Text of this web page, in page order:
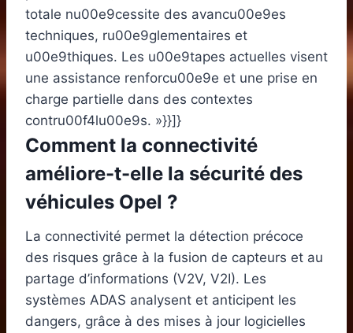
totale nu00e9cessite des avancu00e9es
techniques, ru00e9glementaires et
u00e9thiques. Les u00e9tapes actuelles visent
une assistance renforcu00e9e et une prise en
charge partielle dans des contextes
contru00f4lu00e9s. »}}]}
Comment la connectivité
améliore-t-elle la sécurité des
véhicules Opel ?
La connectivité permet la détection précoce
des risques grâce à la fusion de capteurs et au
partage d’informations (V2V, V2I). Les
systèmes ADAS analysent et anticipent les
dangers, grâce à des mises à jour logicielles